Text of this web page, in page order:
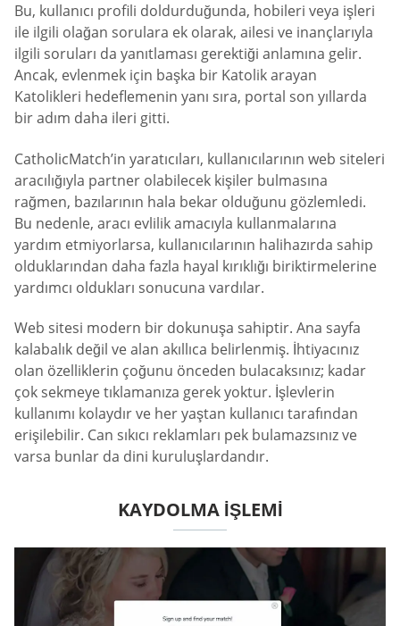
Bu, kullanıcı profili doldurduğunda, hobileri veya işleri
ile ilgili olağan sorulara ek olarak, ailesi ve inançlarıyla
ilgili soruları da yanıtlaması gerektiği anlamına gelir.
Ancak, evlenmek için başka bir Katolik arayan
Katolikleri hedeflemenin yanı sıra, portal son yıllarda
bir adım daha ileri gitti.
CatholicMatch’in yaratıcıları, kullanıcılarının web siteleri
aracılığıyla partner olabilecek kişiler bulmasına
rağmen, bazılarının hala bekar olduğunu gözlemledi.
Bu nedenle, aracı evlilik amacıyla kullanmalarına
yardım etmiyorlarsa, kullanıcılarının halihazırda sahip
olduklarından daha fazla hayal kırıklığı biriktirmelerine
yardımcı oldukları sonucuna vardılar.
Web sitesi modern bir dokunuşa sahiptir. Ana sayfa
kalabalık değil ve alan akıllıca belirlenmiş. İhtiyacınız
olan özelliklerin çoğunu önceden bulacaksınız; kadar
çok sekmeye tıklamanıza gerek yoktur. İşlevlerin
kullanımı kolaydır ve her yaştan kullanıcı tarafından
erişilebilir. Can sıkıcı reklamları pek bulamazsınız ve
varsa bunlar da dini kuruluşlardandır.
KAYDOLMA IŞLEMI